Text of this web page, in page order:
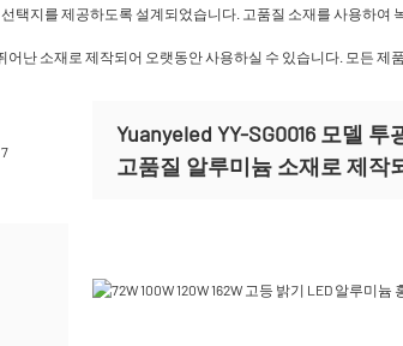
지를 제공하도록 설계되었습니다. 고품질 소재를 사용하여
난 소재로 제작되어 오랫동안 사용하실 수 있습니다. 모든 제
Yuanyeled YY-SG0016 모델
고품질 알루미늄 소재로 제작